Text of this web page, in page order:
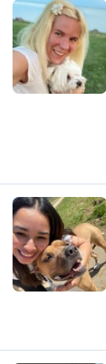
A
G